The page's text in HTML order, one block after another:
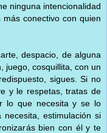
ninguna intencionalidad
conectivo con quien
despacio, de alguna
juego, cosquillita, con un
sigues. Si no
y le respetas, tratas de
lo que necesita y se lo
estimulación si
bien con él y te